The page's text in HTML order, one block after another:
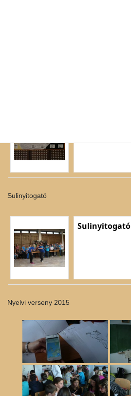
Sulinyitogató
Sulinyitogató
Nyelvi verseny 2015